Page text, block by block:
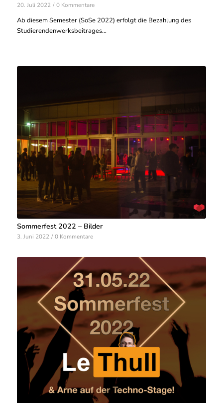
20. Juli 2022 / 0 Kommentare
Ab diesem Semester (SoSe 2022) erfolgt die Bezahlung des
Studierendenwerksbeitrages…
Sommerfest 2022 – Bilder
3. Juni 2022 / 0 Kommentare